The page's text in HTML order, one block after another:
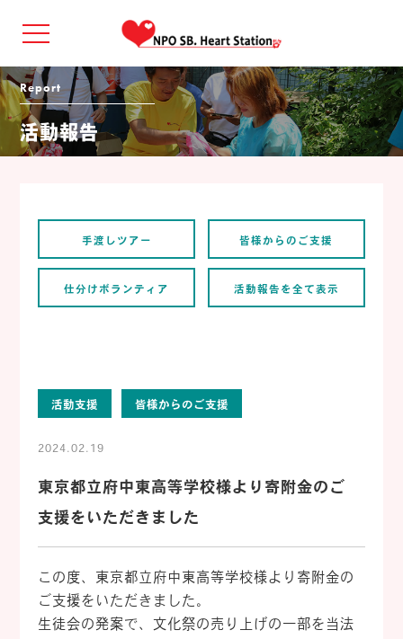
Report
活動報告
手渡しツアー 皆様からのご支援
仕分けボランティア 活動報告を全て表示
活動支援 皆様からのご支援
2024.02.19
東京都立府中東高等学校様より寄附金のご
支援をいただきました
この度、東京都立府中東高等学校様より寄附金の
ご支援をいただきました。
生徒会の発案で、文化祭の売り上げの一部を当法